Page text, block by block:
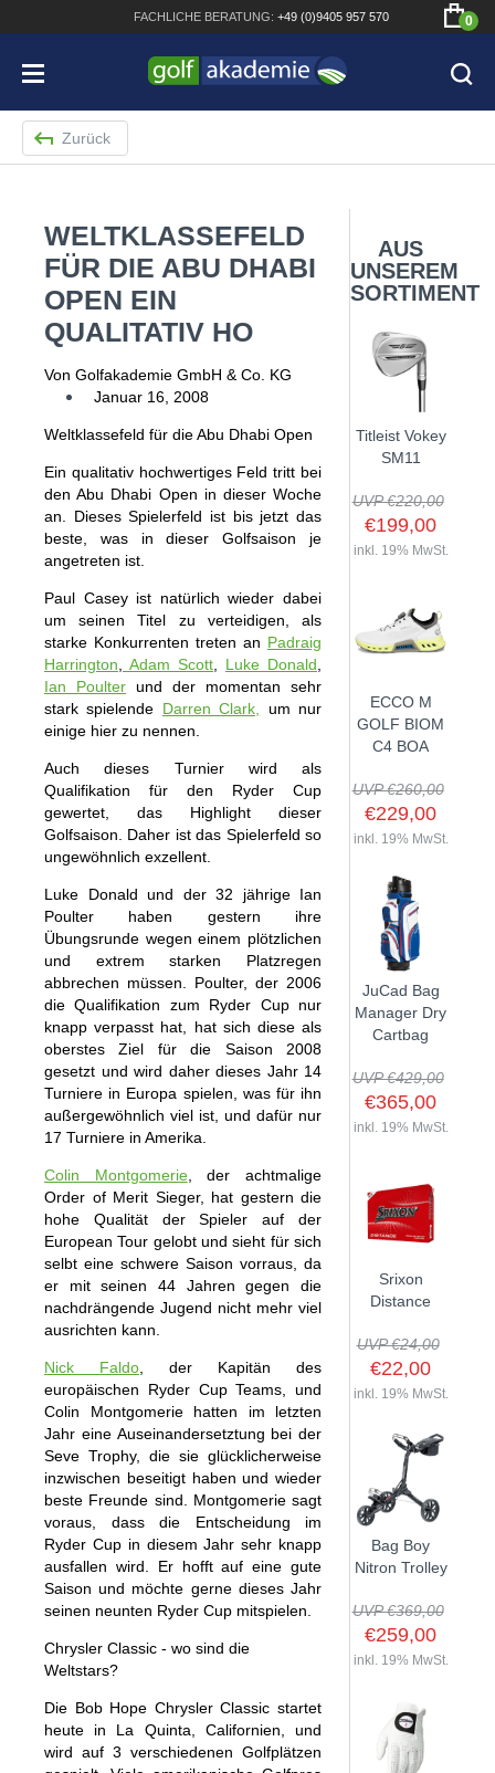
FACHLICHE BERATUNG: +49 (0)9405 957 570 0
Bridgestone JGR Driver 2018
Cobra King F8+ Driver
Titleist Pro V1x mit gratis Schriftaufdruck
GOLFSCHLÄGER
DRIVER
FAIRWAYHÖLZER
EISENSÄTZE
WEDGES
HYBRIDS
DRIVING EISEN
KINDER GOLFSCHLÄGER
KOMPLETTSETS
HEADS
SHAFTS
DEMOSCHLÄGER
BAGS
CARTBAGS
STANDBAGS
TRAVELBAGS
SONSTIGE BAGS
TROLLIES
PUSH- & PULLTROLLIES
ELEKTROTROLLIES
TROLLEY ZUBEHÖR
BÄLLE
GOLFBÄLLE
LOGOBÄLLE
SCHUHE
HERREN GOLFSCHUHE
DAMEN GOLFSCHUHE
BEKLEIDUNG
HERREN
CAPS
GÜRTEL & SOCKEN
HANDSCHUHE
DAMEN GOLFHANDSCHUHE
KINDER GOLFHANDSCHUHE
ENTFERNUNGSMESSER
REGENSCHIRME
HANDTÜCHER
ACCESSOIRES
TRAININGSHILFEN
MONTAGE
KOMPONENTEN
GRIFFE
GUTSCHEINE
GUTSCHEINE
SALE
GOLFSCHLÄGER
BAGS
TROLLIES
BÄLLE
SCHUHE
BEKLEIDUNG
HANDSCHUHE
ZUBEHÖR
EVENTS
EVENTS
ANFRAGE
Zurück
WELTKLASSEFELD
FÜR DIE ABU DHABI
OPEN EIN
QUALITATIV HO
Von Golfakademie GmbH & Co. KG
Januar 16, 2008
Weltklassefeld für die Abu Dhabi Open
Ein qualitativ hochwertiges Feld tritt bei
den Abu Dhabi Open in dieser Woche
an. Dieses Spielerfeld ist bis jetzt das
beste, was in dieser Golfsaison je
angetreten ist.
Paul Casey ist natürlich wieder dabei
um seinen Titel zu verteidigen, als
starke Konkurrenten treten an Padraig
Harrington
Adam Scott Luke Donald
Ian Poulter und der momentan sehr
stark spielende Darren Clark,
um nur
einige hier zu nennen.
Auch dieses Turnier wird als
Qualifikation für den Ryder Cup
gewertet, das Highlight dieser
Golfsaison. Daher ist das Spielerfeld so
ungewöhnlich exzellent.
Luke Donald und der 32 jährige Ian
Poulter haben gestern ihre
Übungsrunde wegen einem plötzlichen
und extrem starken Platzregen
abbrechen müssen. Poulter, der 2006
die Qualifikation zum Ryder Cup nur
knapp verpasst hat, hat sich diese als
oberstes Ziel für die Saison 2008
gesetzt und wird daher dieses Jahr 14
Turniere in Europa spielen, was für ihn
außergewöhnlich viel ist, und dafür nur
17 Turniere in Amerika.
Colin Montgomerie, der achtmalige
Order of Merit Sieger, hat gestern die
hohe Qualität der Spieler auf der
European Tour gelobt und sieht für sich
selbt eine schwere Saison vorraus, da
er mit seinen 44 Jahren gegen die
nachdrängende Jugend nicht mehr viel
ausrichten kann.
Nick Faldo , der Kapitän des
europäischen Ryder Cup Teams, und
Colin Montgomerie hatten im letzten
Jahr eine Auseinandersetztung bei der
Seve Trophy, die sie glücklicherweise
inzwischen beseitigt haben und wieder
beste Freunde sind. Montgomerie sagt
voraus, dass die Entscheidung im
Ryder Cup in diesem Jahr sehr knapp
ausfallen wird. Er hofft auf eine gute
Saison und möchte gerne dieses Jahr
seinen neunten Ryder Cup mitspielen.
Chrysler Classic - wo sind die
Weltstars?
Die Bob Hope Chrysler Classic startet
heute in La Quinta, Californien, und
wird auf 3 verschiedenen Golfplätzen
AUS
UNSEREM
SORTIMENT
Titleist Vokey
SM11
UVP €220,00
€199,00
inkl. 19% MwSt.
ECCO M
GOLF BIOM
C4 BOA
UVP €260,00
€229,00
inkl. 19% MwSt.
JuCad Bag
Manager Dry
Cartbag
UVP €429,00
€365,00
inkl. 19% MwSt.
Srixon
Distance
UVP €24,00
€22,00
inkl. 19% MwSt.
Bag Boy
Nitron Trolley
UVP €369,00
€259,00
inkl. 19% MwSt.